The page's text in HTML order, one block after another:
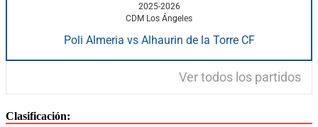
2025-2026
CDM Los Ángeles
Poli Almeria vs Alhaurin de la Torre CF
Ver todos los partidos
Clasificación: